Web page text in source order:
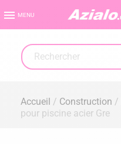
 MENU
Accueil Construction
pour piscine acier Gre